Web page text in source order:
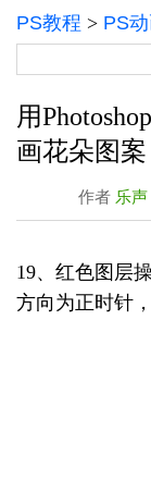
PS教程 > PS
用
画花朵图案
作者 乐声
19、红色图层
方向为正时针，